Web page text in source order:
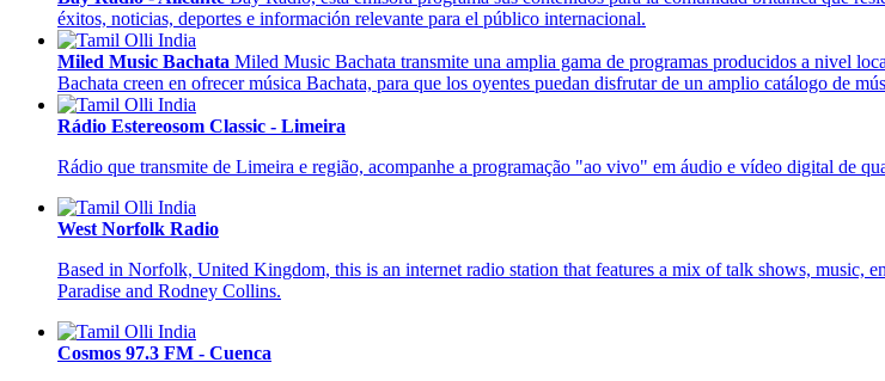
éxitos, noticias, deportes e información relevante para el público internacional.
Miled Music Bachata Miled Music Bachata transmite una amplia gama de programas producidos a nivel
Bachata creen en ofrecer música Bachata, para que los oyentes puedan disfrutar de un amplio catálogo de
Rádio Estereosom Classic - Limeira
Rádio que transmite de Limeira e região, acompanhe a programação "ao vivo" em áudio e vídeo digital de
West Norfolk Radio
Based in Norfolk, United Kingdom, this is an internet radio station that features a mix of talk shows, music,
Paradise and Rodney Collins.
Cosmos 97.3 FM - Cuenca